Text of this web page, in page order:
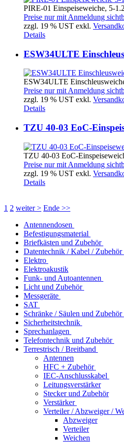
PIRE-01 Einspeiseweiche, 5-
Preise nur mit Anmeldung
zzgl. 19 % UST exkl.
Details
ESW34ULTE
ESW34ULTE
Preise nur mit Anmeldung
zzgl. 19 % UST exkl.
Details
TZU 40-03 EoC-
TZU 40-03 EoC-
Preise nur mit Anmeldung
zzgl. 19 % UST exkl.
Details
1 2 weiter > Ende >>
Antennendosen
Befestigungsmaterial
Briefkästen und Zubehör
Datentechnik / Kabel / Zubehör
Elektro
Elektroakustik
Funk- und Autoantennen
Licht und Zubehör
Messgeräte
SAT
Schränke / Säulen und Zubehör
Sicherheitstechnik
Sprechanlagen
Telefontechnik und Zubehör
Terrestrisch / Breitband
Antennen
HFC + Zubehör
IEC-Anschlusskabel
Leitungsverstärker
Stecker und Zubehör
Verstärker
Verteiler / Abzweiger /
Abzweiger
Verteiler
Weichen